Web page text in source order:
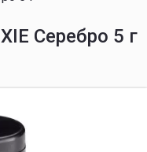
Серебро 5 г